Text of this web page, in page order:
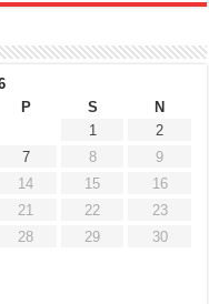
P S
N
1
2
7 8
9
14 15
16
21 22
23
28 29
30